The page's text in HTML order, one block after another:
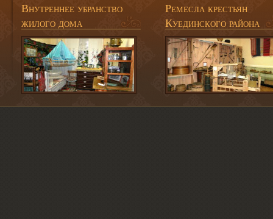
Внутреннее убранство
жилого дома
Ремесла крестьян
Куединского района